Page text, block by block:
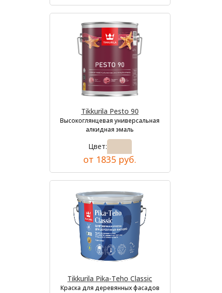
Tikkurila Pesto 90
Высокоглянцевая универсальная
алкидная эмаль
Цвет:
от 1835 руб.
Tikkurila Pika-Teho Classic
Краска для деревянных фасадов